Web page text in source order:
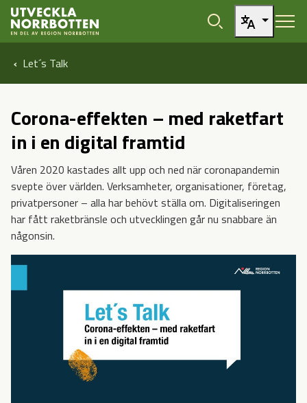
Öppna sidans huvudnavigering
Hoppa till sidans innehåll
Hoppa direkt till artikel
Let´s Talk
Corona-effekten – med raketfart
in i en digital framtid
Våren 2020 kastades allt upp och ned när coronapandemin
svepte över världen. Verksamheter, organisationer, företag,
privatpersoner – alla har behövt ställa om. Digitaliseringen
har fått raketbränsle och utvecklingen går nu snabbare än
någonsin.